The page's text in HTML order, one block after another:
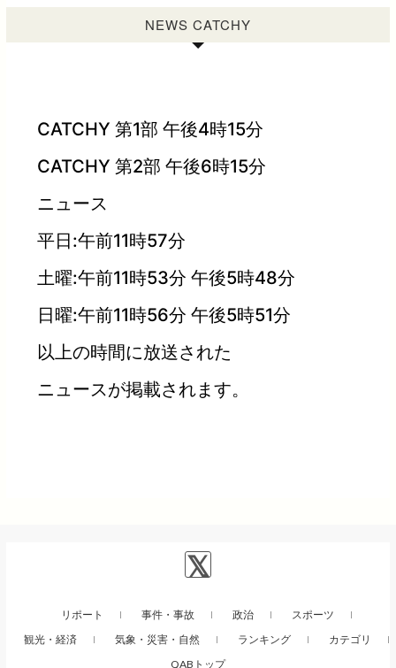
NEWS CATCHY
CATCHY 第1部 午後4時15分
CATCHY 第2部 午後6時15分
ニュース
平日:午前11時57分
土曜:午前11時53分 午後5時48分
日曜:午前11時56分 午後5時51分
以上の時間に放送された
ニュースが掲載されます。
リポート 事件・事故 政治
スポーツ
観光・経済
気象・災害・自然 ランキング
カテゴリ
QABトップ